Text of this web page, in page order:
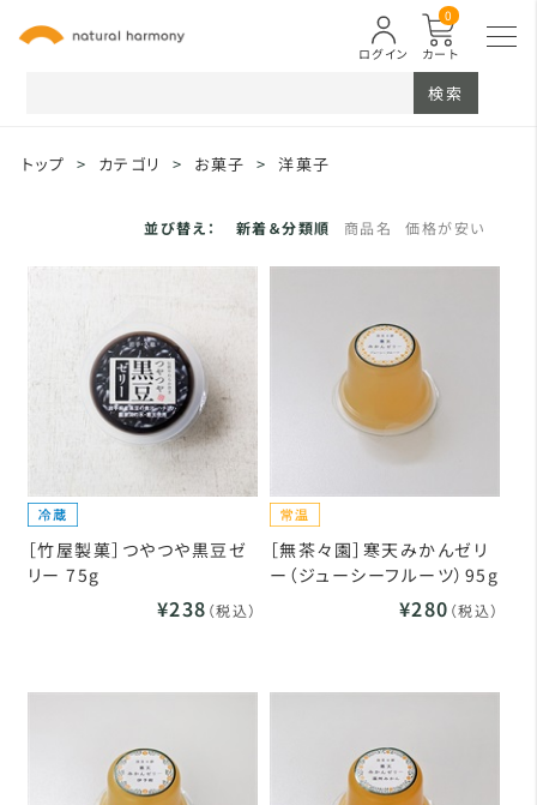
カート
0
ログイン
検索
トップ > カテゴリ > お菓子 > 洋菓子
並び替え： 新着＆分類順 商品名 価格が安い
［竹屋製菓］つやつや黒豆ゼ
リー 75g
¥238 （税込）
［無茶々園］寒天みかんゼリ
ー（ジューシーフルーツ）95g
¥280 （税込）